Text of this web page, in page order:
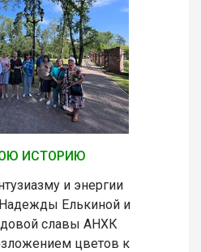
ИСТОРИЮ
и энергии
Надежды Елькиной и
славы АНХК
цветов к